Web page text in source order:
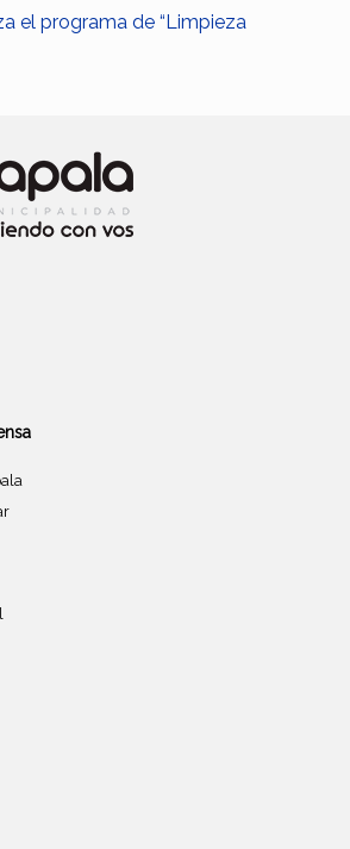
el programa de “Limpieza